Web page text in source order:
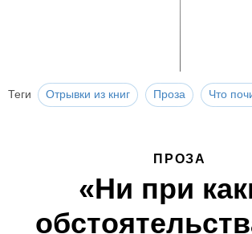
Теги Отрывки из книг Проза Что
ПРОЗА
«Ни при